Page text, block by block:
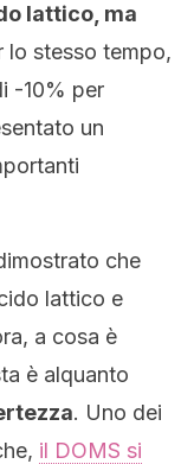
lattico, ma
lo stesso tempo,
-10% per
un
che
lattico e
a cosa è
è alquanto
. Uno dei
il DOMS si